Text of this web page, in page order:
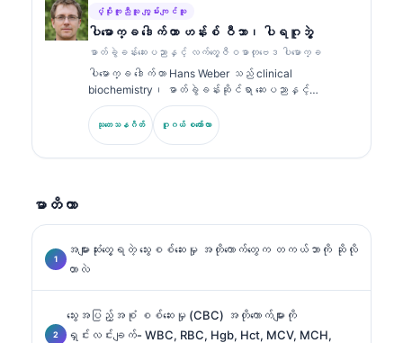
ထုတ်ဝေထားသည်။.
ပံ့ပိုးကူညီသူ ကျွမ်းကျင်သူ
ပါမောက္ခ ဒေါက်တာ ဟန်းစ် ဝီဘာ၊ ပါရဂူဘွဲ့
ဓာတ်ခွဲခန်းဆေးပညာနှင့် လက်တွေ့ဇီဝဓာတုဗေဒ ပါမောက္ခ
ပါမောက္ခ ဒေါက်တာ Hans Weber သည် clinical
biochemistry၊ ဓာတ်ခွဲခန်းဆိုင်ရာ ဆေးပညာနှင့်
biomarker သုတေသနတွင် အတွေ့အကြုံ 30+ နှစ်ရှိသည်။
German Society for Clinical Chemistry ၏ ယခင်
ဥက္ကဋ္ဌဟောင်းဖြစ်ပြီး ရောဂါရှာဖွေရေး panel ခွဲခြမ်းစိတ်ဖြာ
သုတေသနဂိတ် ဂူဂယ် စကော်လာ
မာတိကာ
အများဆုံးတွေ့ရတဲ့ သွေးစစ်ဆေးမှု အတိုကောက်တွေက တကယ်ဘာကို ဆိုလို
တာလဲ
သွေးအပြည့်အစုံ စစ်ဆေးမှု (CBC) အတိုကောက်များကို
ရှင်းလင်းချက်- WBC, RBC, Hgb, Hct, MCV, MCH,